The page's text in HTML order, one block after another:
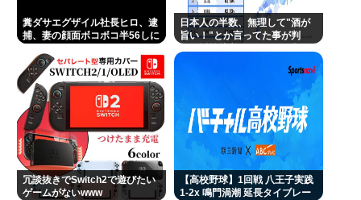
糞ダサエグザイル社長ヒロ、逮
捕、妻の顔面ボコボコ半56しに
日本人の半数、無理して"酒が
旨い！"とか言ってた事が判
冗談抜きでSwitch2で遊びたい
ゲームがないwww
【高校野球】1回戦 八王子実践
1-2x 鳴門渦潮 延長タイブレー